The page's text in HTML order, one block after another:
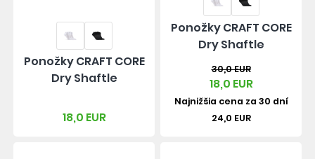
Ponožky CRAFT CORE
Dry Shaftle
18,0 EUR
Ponožky CRAFT CORE
Dry Shaftle
30,0 EUR
18,0 EUR
Najnižšia cena za 30 dní
24,0 EUR